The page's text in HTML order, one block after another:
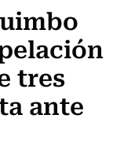
tres
ante